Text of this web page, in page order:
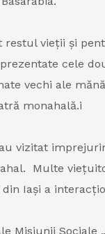
vieții și
cele
vechi ale
monahală.i
vizitat
Multe
Iași a
Sociale